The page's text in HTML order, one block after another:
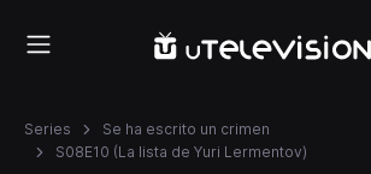
Series
Se ha escrito un crimen
S08E10 (La lista de Yuri Lermentov)